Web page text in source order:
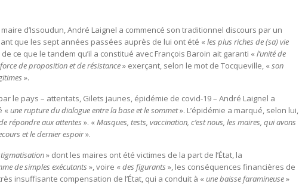
d’Issoudun, André Laignel a commencé son traditionnel discours par un
que les sept années passées auprès de lui ont été « les plus riches de (sa) vie
de ce que le tandem qu’il a constitué avec François Baroin ait garanti « l’unité de
de proposition et de résistance» exerçant, selon le mot de Tocqueville, « son
».
le pays – attentats, Gilets jaunes, épidémie de covid-19 – André Laignel a
« une rupture du dialogue entre la base et le sommet». L’épidémie a marqué, selon lui,
répondre aux attentes ». « Masques, tests, vaccination, c’est nous, les maires, qui avons
et le dernier espoir».
» dont les maires ont été victimes de la part de l’État, la
de simples exécutants », voire « des figurants », les conséquences financières de
insuffisante compensation de l’État, qui a conduit à « une baisse faramineuse»